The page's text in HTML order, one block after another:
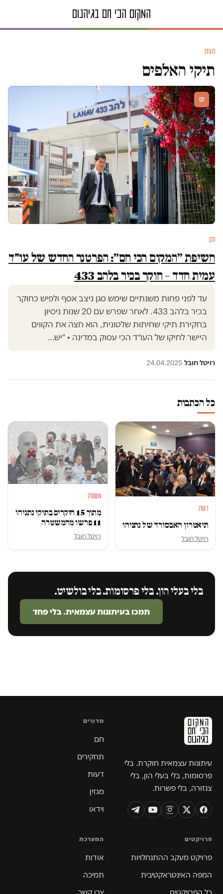
תגית
תיקי האלפים
חם
חם
חשיפת ״המקום הכי חם״: הפרטנר החדש של עו"ד
עמית חדד – חוקר בכיר בלהב 433
עד לפני פחות משנתיים שימש סגן ניצב אסף ולפיש כחוקר
בכיר בלהב 433. לאחר שפרש עם 20 שנות ניסיון
בחקירת תיקי שחיתות שלטונית, הוא חצה את הקווים
היישר לחיקו של העו״ד הכי עסוק במדינה • "יש…
רויטל חובל·
24.04.2025
כל הכתבות
דעות
תיאטרון האבסורד של נתניהו
רויטל חובל
משטרה
מתוך 15 חוקרים בתיקי נתניהו
11 פרשו מהמשטרה
רויטל חובל
בלי בעלי הון. בלי פרסומות. בלי בולשיט.
תמכו בעיתונות עצמאית. בלי פחד
עיתונות עצמאית חוקרת. בלי
פרסומות, בלי בעלי הון, בלי
צנזורה, בלי פשרות.
מדורים
חם
תחקירים
דעות
מגזין
וידאו
פרויקטים
פרויקט מעקב ההתנחלויות
המפה האינטראקטיבית
המערכת
אודות
תמיכה